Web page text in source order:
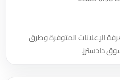
الإعلانات المتوفرة وطرق
دادسترز.